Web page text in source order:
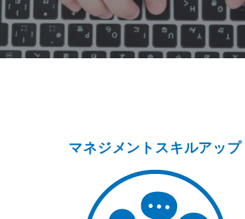
マネジメントスキルアップ